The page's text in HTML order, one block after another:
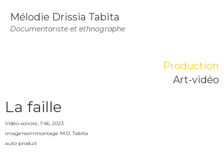
Mélodie Drissia Tabita
Documentariste et ethnographe
Production
Art-vidéo
La faille
Vidéo-sonore, 1'46, 2023.
image+son+montage M.D. Tabita
auto-produit